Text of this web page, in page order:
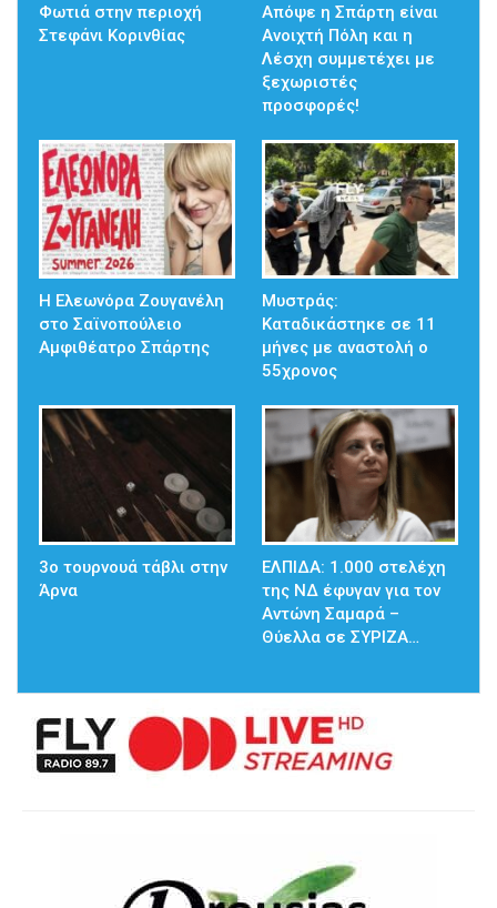
Φωτιά στην περιοχή
Στεφάνι Κορινθίας
Απόψε η Σπάρτη είναι
Ανοιχτή Πόλη και η
Λέσχη συμμετέχει με
ξεχωριστές
προσφορές!
Η Ελεωνόρα Ζουγανέλη
στο Σαϊνοπούλειο
Αμφιθέατρο Σπάρτης
Μυστράς:
Καταδικάστηκε σε 11
μήνες με αναστολή ο
55χρονος
3ο τουρνουά τάβλι στην
Άρνα
ΕΛΠΙΔΑ: 1.000 στελέχη
της ΝΔ έφυγαν για τον
Αντώνη Σαμαρά –
Θύελλα σε ΣΥΡΙΖΑ…